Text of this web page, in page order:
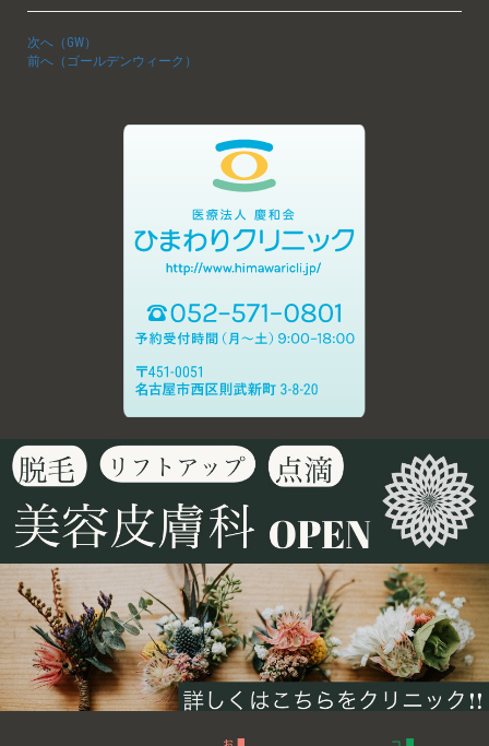
次へ（GW）
前へ（ゴールデンウィーク）